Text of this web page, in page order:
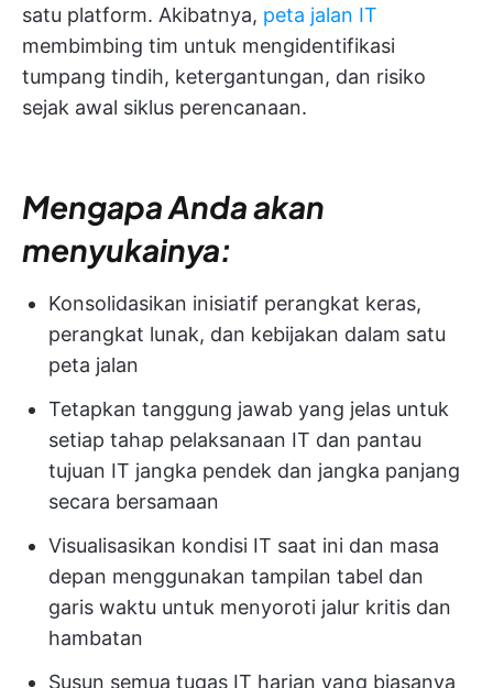
satu platform. Akibatnya, peta jalan IT
membimbing tim untuk mengidentifikasi
tumpang tindih, ketergantungan, dan risiko
sejak awal siklus perencanaan.
Mengapa Anda akan
menyukainya:
Konsolidasikan inisiatif perangkat keras,
perangkat lunak, dan kebijakan dalam satu
peta jalan
Tetapkan tanggung jawab yang jelas untuk
setiap tahap pelaksanaan IT dan pantau
tujuan IT jangka pendek dan jangka panjang
secara bersamaan
Visualisasikan kondisi IT saat ini dan masa
depan menggunakan tampilan tabel dan
garis waktu untuk menyoroti jalur kritis dan
hambatan
Susun semua tugas IT harian yang biasanya